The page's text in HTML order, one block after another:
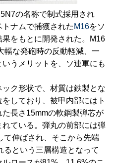
の名称で制式採用され
ナムで捕獲された M16をソ
をもとに開発された。M16
幅な発砲時の反動軽減、一
うメリットを、ソ連軍にも
ック形状で、材質は鉄製とな
しており、被甲内部にはト
長さ15mmの軟鋼製弾芯が
ている。弾丸の前部には弾
て伸ばされ、そこから先端
るという三層構造となって